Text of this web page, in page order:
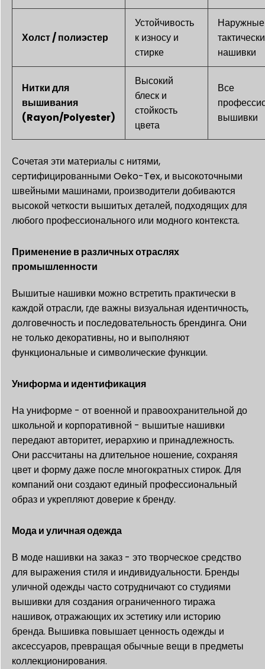
Холст / полиэстер
Устойчивость
к износу и
стирке
нашивки
Нитки для
вышивания
(Rayon/Polyester)
Высокий
блеск и
стойкость
цвета
Все
вышивки
Сочетая эти материалы с нитями,
сертифицированными Oeko-Tex, и высокоточными
швейными машинами, производители добиваются
высокой четкости вышитых деталей, подходящих для
любого профессионального или модного контекста.
Применение в различных отраслях
промышленности
Вышитые нашивки можно встретить практически в
каждой отрасли, где важны визуальная идентичность,
долговечность и последовательность брендинга. Они
не только декоративны, но и выполняют
функциональные и символические функции.
Униформа и идентификация
На униформе - от военной и правоохранительной до
школьной и корпоративной - вышитые нашивки
передают авторитет, иерархию и принадлежность.
Они рассчитаны на длительное ношение, сохраняя
цвет и форму даже после многократных стирок. Для
компаний они создают единый профессиональный
образ и укрепляют доверие к бренду.
Мода и уличная одежда
В моде нашивки на заказ - это творческое средство
для выражения стиля и индивидуальности. Бренды
уличной одежды часто сотрудничают со студиями
вышивки для создания ограниченного тиража
нашивок, отражающих их эстетику или историю
бренда. Вышивка повышает ценность одежды и
аксессуаров, превращая обычные вещи в предметы
коллекционирования.